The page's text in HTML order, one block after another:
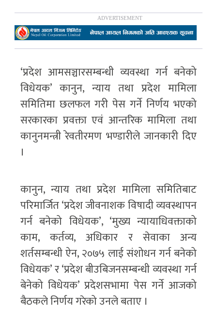
‘प्रदेश आमसञ्चारसम्बन्धी व्यवस्था गर्न बनेको
विधेयक’ कानुन, न्याय तथा प्रदेश मामिला
समितिमा छलफल गरी पेस गर्ने निर्णय भएको
सरकारका प्रवक्ता एवं आन्तरिक मामिला तथा
कानुनमन्त्री रेवतीरमण भण्डारीले जानकारी दिए
।
कानुन, न्याय तथा प्रदेश मामिला समितिबाट
परिमार्जित ‘प्रदेश जीवनाशक विषादी व्यवस्थापन
गर्न बनेको विधेयक’, ‘मुख्य न्यायाधिवक्ताको
काम, कर्तव्य, अधिकार र सेवाका अन्य
शर्तसम्बन्धी ऐन, २०७५ लाई संशोधन गर्न बनेको
विधेयक’ र ‘प्रदेश बीउबिजनसम्बन्धी व्यवस्था गर्न
बेनेको विधेयक’ प्रदेशसभामा पेस गर्ने आजको
बैठकले निर्णय गरेको उनले बताए ।